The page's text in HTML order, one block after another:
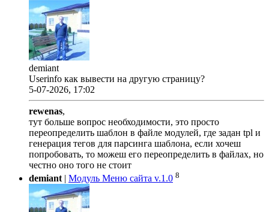
demiant
Userinfo как вывести на другую страницу?
5-07-2026, 17:02
rewenas,
тут больше вопрос необходимости, это просто
переопределить шаблон в файле модулей, где задан tpl и
генерация тегов для парсинга шаблона, если хочеш
попробовать, то можеш его переопределить в файлах, но
честно оно того не стоит
demiant | Модуль Меню сайта v.1.0 8